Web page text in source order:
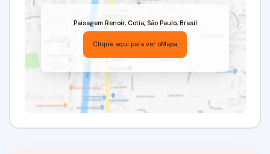
Paisagem Renoir, Cotia, São Paulo, Brasil
Clique aqui para ver oMapa